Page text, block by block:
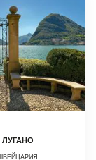
ЛУГАНО
ШВЕЙЦАРИЯ